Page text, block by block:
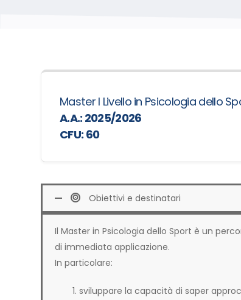
Master I Livello in Psicologia dello
A.A.: 2025/2026
CFU: 60
Obiettivi e destinatari
Il Master in Psicologia dello Sport è un
di immediata applicazione.
In particolare:
sviluppare la capacità di saper